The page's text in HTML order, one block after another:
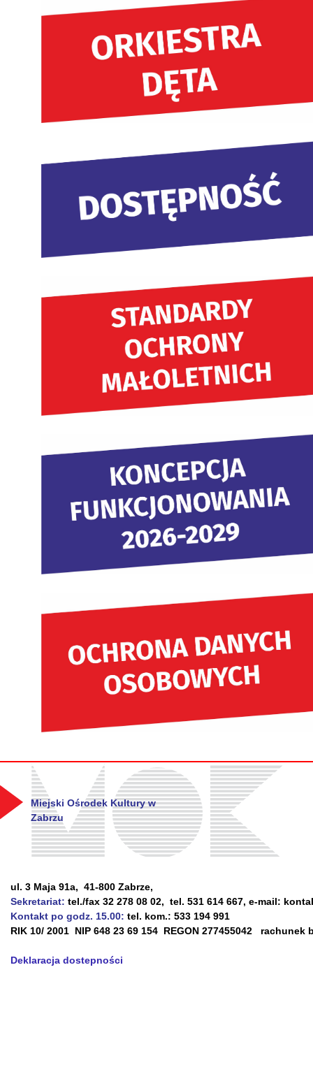
Miejski Ośrodek Kultury w
Zabrzu
ul. 3 Maja 91a, 41-800 Zabrze,
Sekretariat: tel./fax 32 278 08 02, tel. 531 614 667, e-mail:
Kontakt po godz. 15.00: tel. kom.: 533 194 991
RIK 10/ 2001 NIP 648 23 69 154 REGON 277455042 rachunek
Deklaracja dostepności